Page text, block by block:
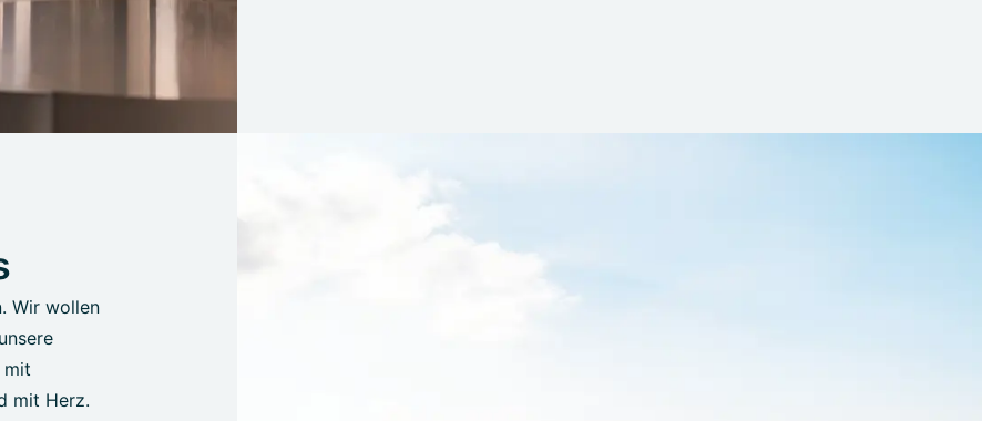
Wir wollen
mit
mit Herz.